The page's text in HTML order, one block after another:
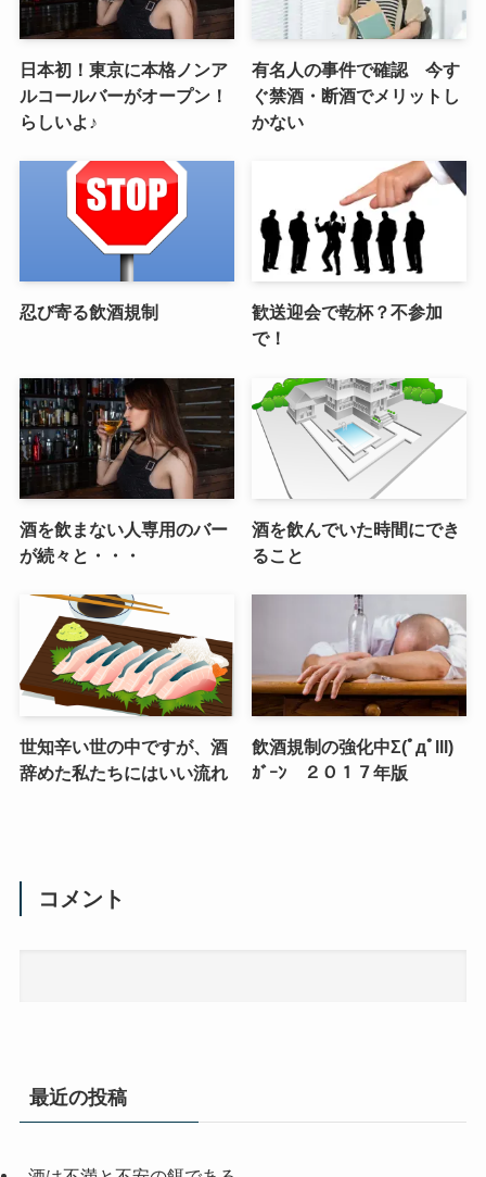
日本初！東京に本格ノンア
ルコールバーがオープン！
らしいよ♪
有名人の事件で確認 今す
ぐ禁酒・断酒でメリットし
かない
忍び寄る飲酒規制
歓送迎会で乾杯？不参加
で！
酒を飲まない人専用のバー
が続々と・・・
酒を飲んでいた時間にでき
ること
世知辛い世の中ですが、酒
辞めた私たちにはいい流れ
飲酒規制の強化中Σ(ﾟдﾟlll)
ｶﾞｰﾝ ２０１７年版
コメント
最近の投稿